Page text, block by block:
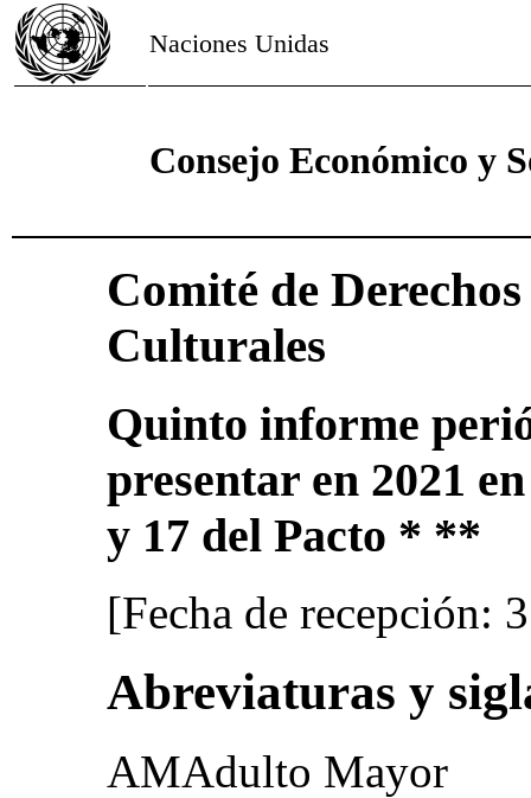
Naciones Unidas
Consejo Económico y
Comité de
Culturales
Quinto informe
presentar en 2021
y 17 del Pacto * **
[Fecha de recepción:
Abreviaturas y
AMAdulto Mayor